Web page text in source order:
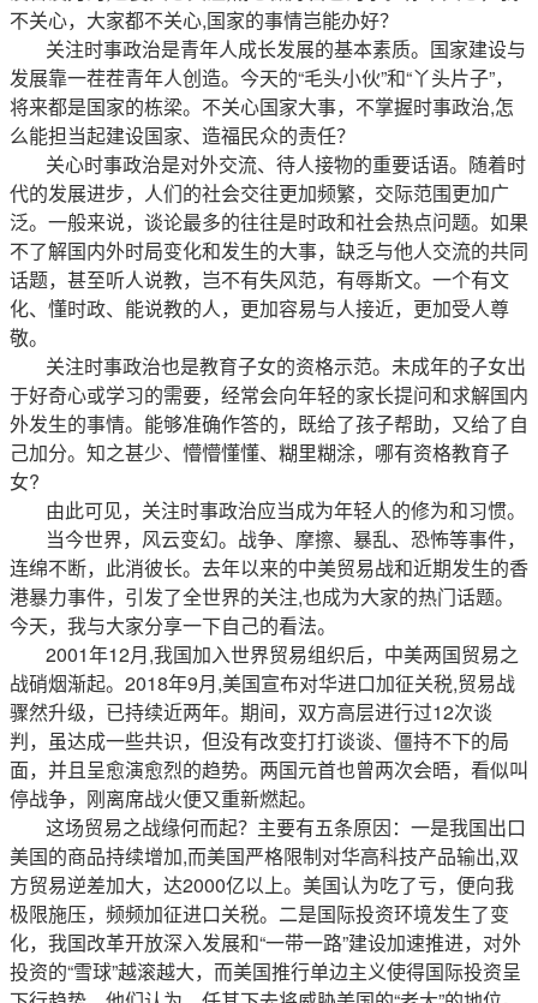
不关心，大家都不关心,国家的事情岂能办好？
关注时事政治是青年人成长发展的基本素质。国家建设与
发展靠一茬茬青年人创造。今天的“毛头小伙”和“丫头片子”，
将来都是国家的栋梁。不关心国家大事，不掌握时事政治,怎
么能担当起建设国家、造福民众的责任？
关心时事政治是对外交流、待人接物的重要话语。随着时
代的发展进步，人们的社会交往更加频繁，交际范围更加广
泛。一般来说，谈论最多的往往是时政和社会热点问题。如果
不了解国内外时局变化和发生的大事，缺乏与他人交流的共同
话题，甚至听人说教，岂不有失风范，有辱斯文。一个有文
化、懂时政、能说教的人，更加容易与人接近，更加受人尊
敬。
关注时事政治也是教育子女的资格示范。未成年的子女出
于好奇心或学习的需要，经常会向年轻的家长提问和求解国内
外发生的事情。能够准确作答的，既给了孩子帮助，又给了自
己加分。知之甚少、懵懵懂懂、糊里糊涂，哪有资格教育子
女?
由此可见，关注时事政治应当成为年轻人的修为和习惯。
当今世界，风云变幻。战争、摩擦、暴乱、恐怖等事件，
连绵不断，此消彼长。去年以来的中美贸易战和近期发生的香
港暴力事件，引发了全世界的关注,也成为大家的热门话题。
今天，我与大家分享一下自己的看法。
2001年12月,我国加入世界贸易组织后，中美两国贸易之
战硝烟渐起。2018年9月,美国宣布对华进口加征关税,贸易战
骤然升级，已持续近两年。期间，双方高层进行过12次谈
判，虽达成一些共识，但没有改变打打谈谈、僵持不下的局
面，并且呈愈演愈烈的趋势。两国元首也曾两次会晤，看似叫
停战争，刚离席战火便又重新燃起。
这场贸易之战缘何而起？主要有五条原因：一是我国出口
美国的商品持续增加,而美国严格限制对华高科技产品输出,双
方贸易逆差加大，达2000亿以上。美国认为吃了亏，便向我
极限施压，频频加征进口关税。二是国际投资环境发生了变
化，我国改革开放深入发展和“一带一路”建设加速推进，对外
投资的“雪球”越滚越大，而美国推行单边主义使得国际投资呈